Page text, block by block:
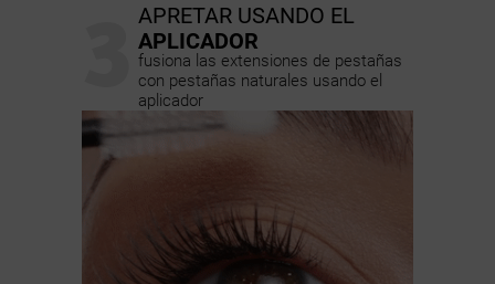
APRETAR USANDO EL
APLICADOR
fusiona las extensiones de pestañas
con pestañas naturales usando el
aplicador